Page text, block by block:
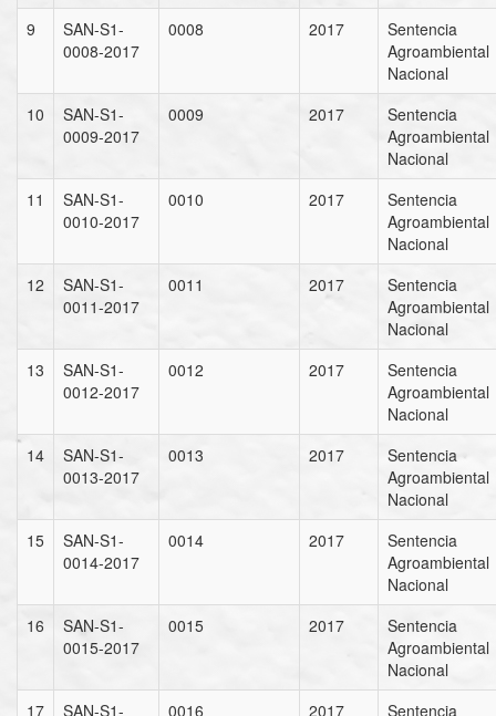
9
SAN-S1-
0008-2017
0008 2017
Sentencia
Agroambiental
Nacional
10
SAN-S1-
0009-2017
0009 2017
Sentencia
Agroambiental
Nacional
11
SAN-S1-
0010-2017
0010 2017
Sentencia
Agroambiental
Nacional
12
SAN-S1-
0011-2017
0011 2017
Sentencia
Agroambiental
Nacional
13
SAN-S1-
0012-2017
0012 2017
Sentencia
Agroambiental
Nacional
14
SAN-S1-
0013-2017
0013 2017
Sentencia
Agroambiental
Nacional
15
SAN-S1-
0014-2017
0014 2017
Sentencia
Agroambiental
Nacional
16
SAN-S1-
0015-2017
0015 2017
Sentencia
Agroambiental
Nacional
17
SAN-S1-
0016 2017
Sentencia